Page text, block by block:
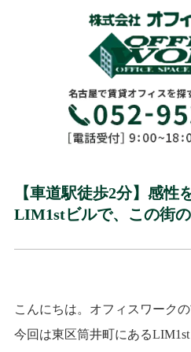
【車道駅徒歩2分】感性
LIM1stビルで、この街の
こんにちは。オフィスワークの
今回は東区筒井町にある